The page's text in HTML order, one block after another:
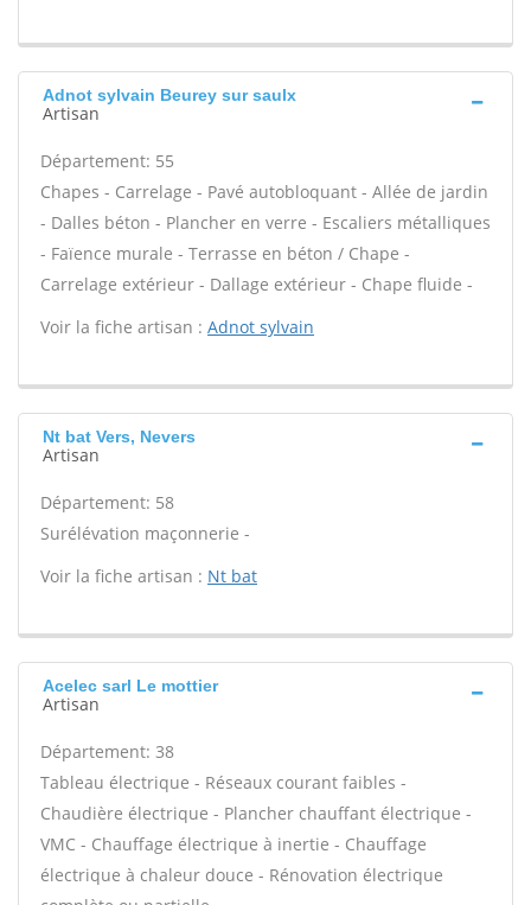
Adnot sylvain Beurey sur saulx
Artisan
Département: 55
Chapes - Carrelage - Pavé autobloquant - Allée de jardin
- Dalles béton - Plancher en verre - Escaliers métalliques
- Faïence murale - Terrasse en béton / Chape -
Carrelage extérieur - Dallage extérieur - Chape fluide -
Voir la fiche artisan : Adnot sylvain
Nt bat Vers, Nevers
Artisan
Département: 58
Surélévation maçonnerie -
Voir la fiche artisan : Nt bat
Acelec sarl Le mottier
Artisan
Département: 38
Tableau électrique - Réseaux courant faibles -
Chaudière électrique - Plancher chauffant électrique -
VMC - Chauffage électrique à inertie - Chauffage
électrique à chaleur douce - Rénovation électrique